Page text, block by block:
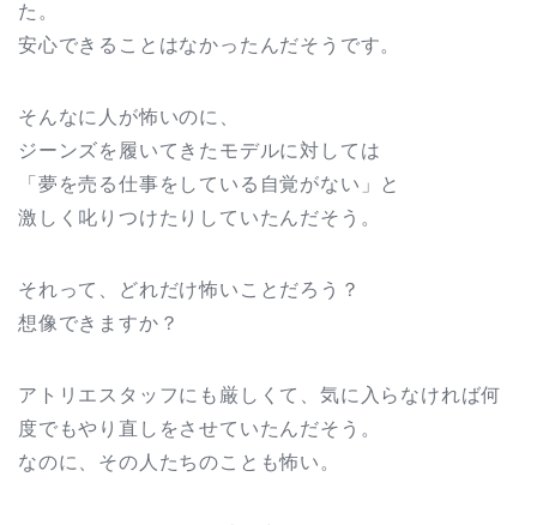
た。
安心できることはなかったんだそうです。
そんなに人が怖いのに、
ジーンズを履いてきたモデルに対しては
「夢を売る仕事をしている自覚がない」と
激しく叱りつけたりしていたんだそう。
それって、どれだけ怖いことだろう？
想像できますか？
アトリエスタッフにも厳しくて、気に入らなければ何
度でもやり直しをさせていたんだそう。
なのに、その人たちのことも怖い。